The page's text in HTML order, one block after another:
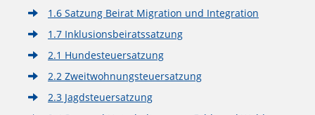
1.6 Satzung Beirat Migration und Integration
1.7 Inklusionsbeiratssatzung
2.1 Hundesteuersatzung
2.2 Zweitwohnungsteuersatzung
2.3 Jagdsteuersatzung